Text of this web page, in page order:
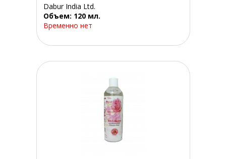
Dabur India Ltd.
Объем: 120 мл.
Временно нет